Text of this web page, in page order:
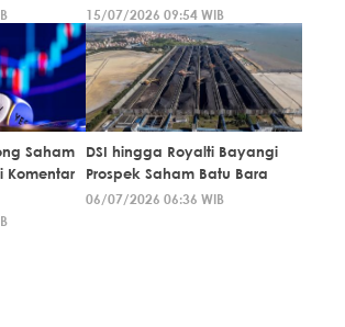
15/07/2026 09:54 WIB
Saham
Komentar
DSI hingga Royalti Bayangi
Prospek Saham Batu Bara
06/07/2026 06:36 WIB